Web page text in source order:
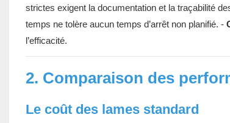
strictes exigent la documentation et la traçabilité
temps ne tolère aucun temps d’arrêt non planifié. -
l’efficacité.
2. Comparaison des
Le coût des lames standard